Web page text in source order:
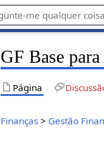
GF Base
Página
Finanças > Gestão